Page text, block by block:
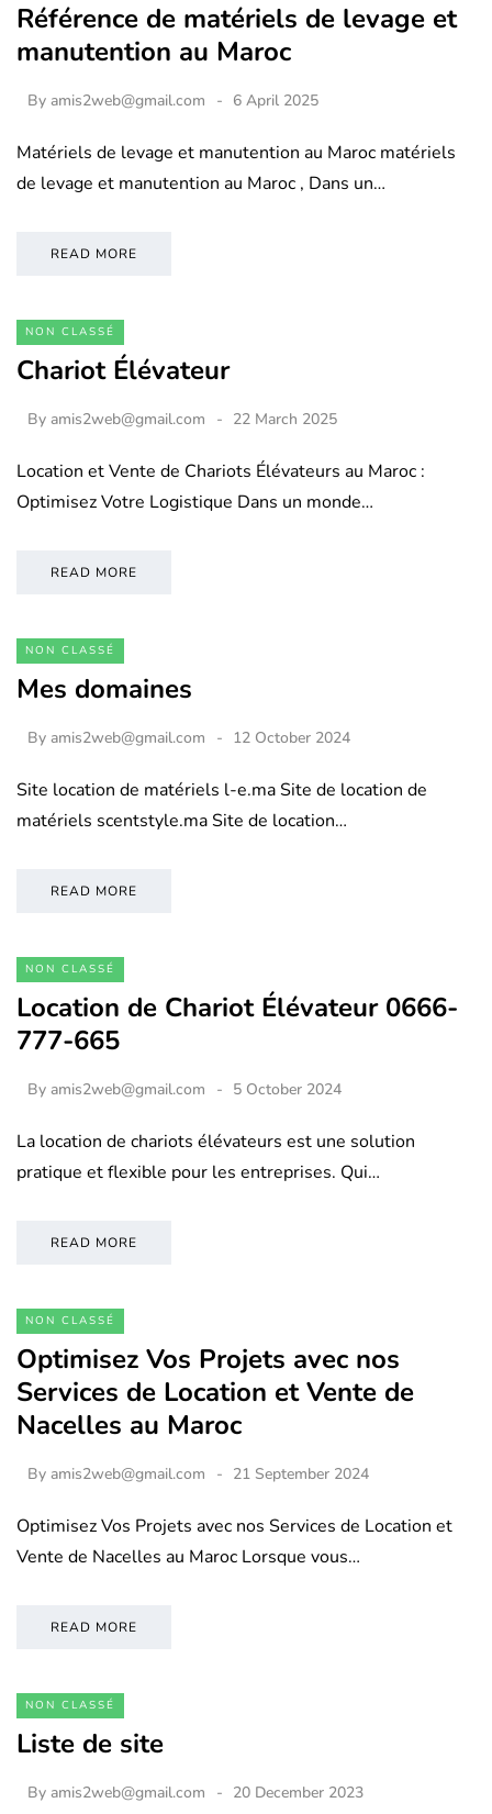
Référence de matériels de levage et
manutention au Maroc
By amis2web@gmail.com 6 April 2025
Matériels de levage et manutention au Maroc matériels
de levage et manutention au Maroc , Dans un…
READ MORE
NON CLASSÉ
Chariot Élévateur
By amis2web@gmail.com 22 March 2025
Location et Vente de Chariots Élévateurs au Maroc :
Optimisez Votre Logistique Dans un monde…
READ MORE
NON CLASSÉ
Mes domaines
By amis2web@gmail.com 12 October 2024
Site location de matériels l-e.ma Site de location de
matériels scentstyle.ma Site de location…
READ MORE
NON CLASSÉ
Location de Chariot Élévateur 0666-
777-665
By amis2web@gmail.com 5 October 2024
La location de chariots élévateurs est une solution
pratique et flexible pour les entreprises. Qui…
READ MORE
NON CLASSÉ
Optimisez Vos Projets avec nos
Services de Location et Vente de
Nacelles au Maroc
By amis2web@gmail.com 21 September 2024
Optimisez Vos Projets avec nos Services de Location et
Vente de Nacelles au Maroc Lorsque vous…
READ MORE
NON CLASSÉ
Liste de site
By amis2web@gmail.com 20 December 2023